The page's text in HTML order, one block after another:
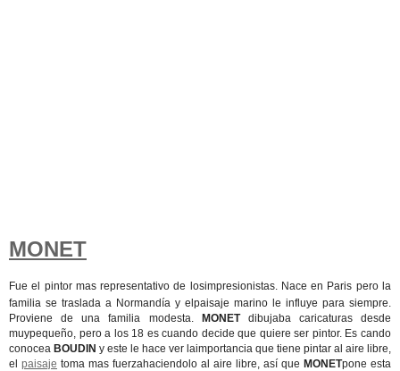
MONET
Fue el pintor mas representativo de losimpresionistas. Nace en Paris pero la
familia se traslada a Normandía y elpaisaje marino le influye para siempre.
Proviene de una familia modesta.
MONETdibujaba caricaturas desde
muypequeño, pero a los 18 es cuando decide que quiere ser pintor. Es cando
conocea BOUDIN y este le hace ver laimportancia que tiene pintar al aire libre,
el paisaje toma mas fuerzahaciendolo al aire libre, así que MONETpone esta